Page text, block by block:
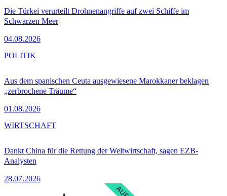
Die Türkei verurteilt Drohnenangriffe auf zwei Schiffe im
Schwarzen Meer
04.08.2026
Aus dem spanischen Ceuta ausgewiesene Marokkaner beklagen
„zerbrochene Träume“
01.08.2026
POLITIK
Dankt China für die Rettung der Weltwirtschaft, sagen EZB-
Analysten
28.07.2026
WIRTSCHAFT